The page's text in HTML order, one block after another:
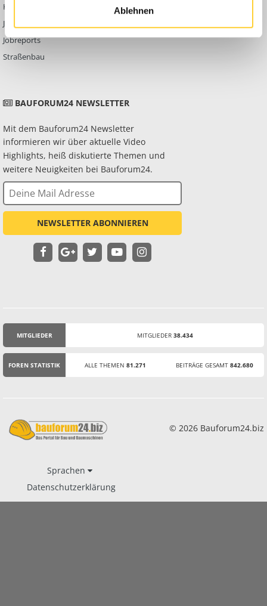
Ablehnen
Hoch- & Tiefbau
Jobbörse
Jobreports
Straßenbau
BAUFORUM24 NEWSLETTER
Mit dem Bauforum24 Newsletter
informieren wir über aktuelle Video
Highlights, heiß diskutierte Themen und
weitere Neuigkeiten bei Bauforum24.
NEWSLETTER ABONNIEREN
MITGLIEDER MITGLIEDER 38.434
FOREN STATISTIK ALLE THEMEN 81.271 BEITRÄGE GESAMT 842.680
© 2026 Bauforum24.biz
Sprachen
Datenschutzerklärung